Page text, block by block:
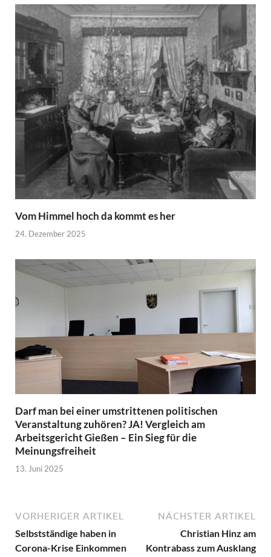
Vom Himmel hoch da kommt es her
24. Dezember 2025
Darf man bei einer umstrittenen politischen
Veranstaltung zuhören? JA! Vergleich am
Arbeitsgericht Gießen – Ein Sieg für die
Meinungsfreiheit
13. Juni 2025
VORHERIGER ARTIKEL
Selbstständige haben in
Corona-Krise Einkommen
NÄCHSTER ARTIKEL
Christian Hinz am
Kontrabass zum Ausklang